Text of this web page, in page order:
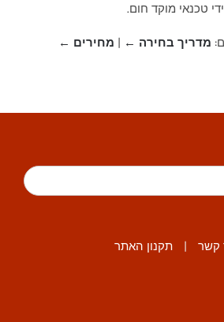
טכנאי מוקד חום.
מדריך בחירה ← | מחירים ←
קשר | תקנון האתר